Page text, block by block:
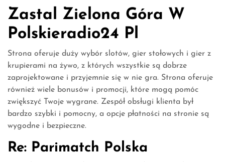
Zastal Zielona Góra W
Polskieradio24 Pl
Strona oferuje duży wybór slotów, gier stołowych i gier z
krupierami na żywo, z których wszystkie są dobrze
zaprojektowane i przyjemnie się w nie gra. Strona oferuje
również wiele bonusów i promocji, które mogą pomóc
zwiększyć Twoje wygrane. Zespół obsługi klienta był
bardzo szybki i pomocny, a opcje płatności na stronie są
wygodne i bezpieczne.
Re: Parimatch Polska